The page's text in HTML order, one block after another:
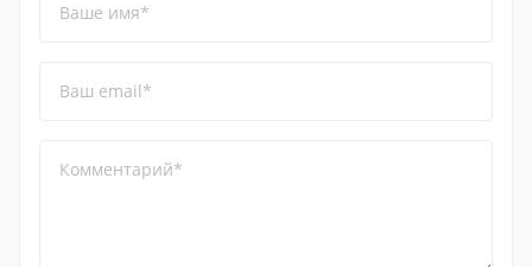
Ваше имя*
Ваш email*
Комментарий*